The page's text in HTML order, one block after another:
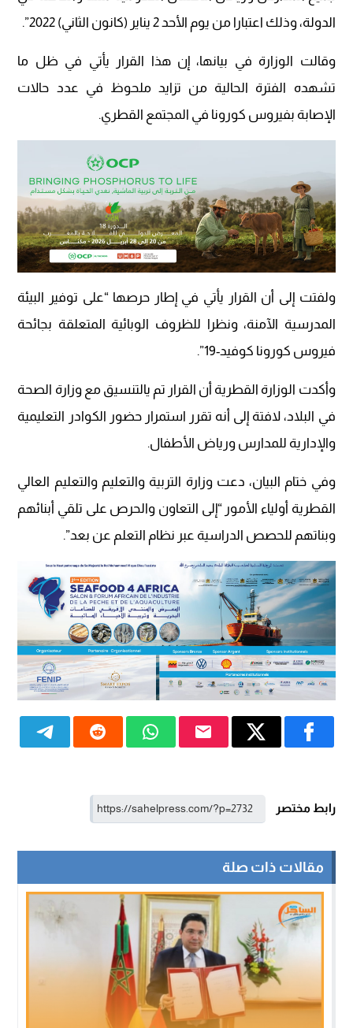
الدولة، وذلك اعتبارا من يوم الأحد 2 يناير (كانون الثاني) 2022”.
وقالت الوزارة في بيانها، إن هذا القرار يأتي في ظل ما
تشهده الفترة الحالية من تزايد ملحوظ في عدد حالات
الإصابة بفيروس كورونا في المجتمع القطري.
ولفتت إلى أن القرار يأتي في إطار حرصها “على توفير البيئة
المدرسية الآمنة، ونظرا للظروف الوبائية المتعلقة بجائحة
فيروس كورونا كوفيد-19”.
وأكدت الوزارة القطرية أن القرار تم يالتنسيق مع وزارة الصحة
في البلاد، لافتة إلى أنه تقرر استمرار حضور الكوادر التعليمية
والإدارية للمدارس ورياض الأطفال.
وفي ختام البيان، دعت وزارة التربية والتعليم والتعليم العالي
القطرية أولياء الأمور “إلى التعاون والحرص على تلقي أبنائهم
وبناتهم للحصص الدراسية عبر نظام التعلم عن بعد”.
رابط مختصر
مقالات ذات صلة